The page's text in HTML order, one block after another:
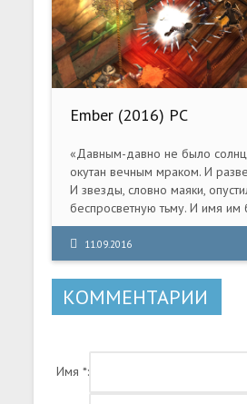
Ember (2016) PC
«Давным-давно не было
окутан вечным мраком. И
И звезды, словно маяки,
беспросветную тьму. И имя
Эмберы. Могущественные и
древней расы Светоносцев,
орбите в поисках света. Они
пробуждения и пробудили
глубокого сна. Внезапно мир
свет, и была снята завеса тьмы.
11.09.2016
КОММЕНТАРИИ
Имя *: